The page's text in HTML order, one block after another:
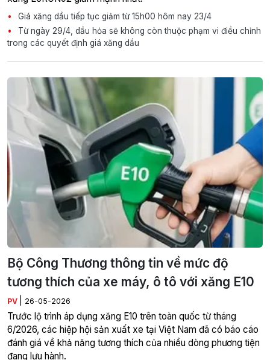
Giá xăng dầu tiếp tục giảm từ 15h00 hôm nay 23/4
Từ ngày 29/4, dầu hỏa sẽ không còn thuộc phạm vi điều chỉnh
trong các quyết định giá xăng dầu
Bộ Công Thương thông tin về mức độ
tương thích của xe máy, ô tô với xăng E10
PV 26-05-2026
Trước lộ trình áp dụng xăng E10 trên toàn quốc từ tháng
6/2026, các hiệp hội sản xuất xe tại Việt Nam đã có báo cáo
đánh giá về khả năng tương thích của nhiều dòng phương tiện
đang lưu hành.